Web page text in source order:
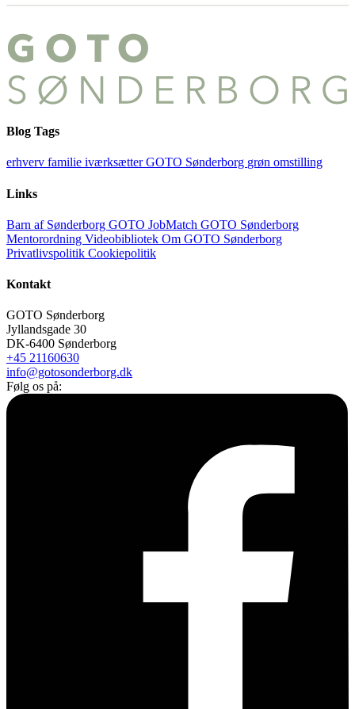
Blog Tags
erhverv familie iværksætterGOTO Sønderborg grøn omstilling
Links
Barn af Sønderborg GOTO JobMatch GOTO Sønderborg
Mentorordning Videobibliotek Om GOTO Sønderborg
Privatlivspolitik Cookiepolitik
Kontakt
GOTO Sønderborg
Jyllandsgade 30
DK-6400 Sønderborg
+45 21160630
info@gotosonderborg.dk
Følg os på: